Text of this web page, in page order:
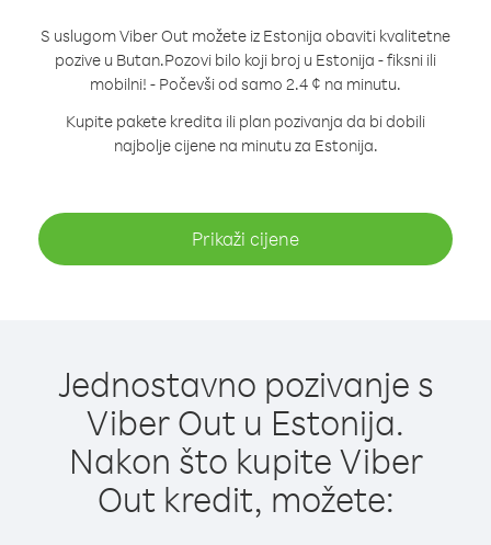
S uslugom Viber Out možete iz Estonija obaviti kvalitetne
pozive u Butan.Pozovi bilo koji broj u Estonija - fiksni ili
mobilni! - Počevši od samo 2.4 ¢ na minutu.
Kupite pakete kredita ili plan pozivanja da bi dobili
najbolje cijene na minutu za Estonija.
Prikaži cijene
Jednostavno pozivanje s
Viber Out u Estonija.
Nakon što kupite Viber
Out kredit, možete: